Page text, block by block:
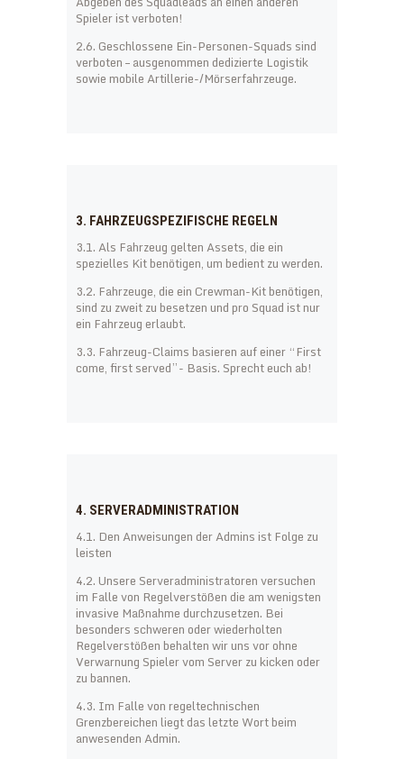
Spieler ist verboten!
2.6. Geschlossene Ein-Personen-Squads sind
verboten – ausgenommen dedizierte Logistik
sowie mobile Artillerie-/Mörserfahrzeuge.
3. FAHRZEUGSPEZIFISCHE REGELN
3.1. Als Fahrzeug gelten Assets, die ein
spezielles Kit benötigen, um bedient zu werden.
3.2. Fahrzeuge, die ein Crewman-Kit benötigen,
sind zu zweit zu besetzen und pro Squad ist nur
ein Fahrzeug erlaubt.
3.3. Fahrzeug-Claims basieren auf einer “First
come, first served”- Basis. Sprecht euch ab!
4. SERVERADMINISTRATION
4.1. Den Anweisungen der Admins ist Folge zu
leisten
4.2. Unsere Serveradministratoren versuchen
im Falle von Regelverstößen die am wenigsten
invasive Maßnahme durchzusetzen. Bei
besonders schweren oder wiederholten
Regelverstößen behalten wir uns vor ohne
Verwarnung Spieler vom Server zu kicken oder
zu bannen.
4.3. Im Falle von regeltechnischen
Grenzbereichen liegt das letzte Wort beim
anwesenden Admin.